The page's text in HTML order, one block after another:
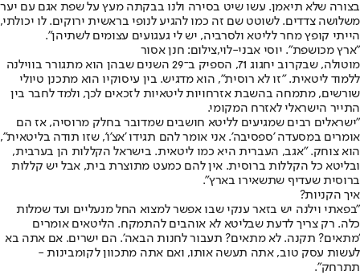
בצורה שלא תיאמן. עשו שיט בסירה ולנו בבקתה מעץ על שפת אגם עם יער
משלושה צדדים. לשוטט שם זה כמו להגיע לנופי בראשית ירוקים. לו יכולתי,
הייתי קופץ מחר לליטא ולסרביה, יש לי געגועים עצומים לשתיהן".
"ארץ מכושפת". יוסי אבני-לוי,צילום: חנן אסור
מוטולה, שבקרוב יחגוג 71, הספיק ב־29 השנים שבהן הוא מתגורר בווילנה
ללמוד ליטאית. "זו לא רוסית", הוא מדגיש. בין עיסוקיו הוא מתכנן טיולי
שורשים, מתמחה בהשבת אזרחויות ליטאיות לזכאים לכך, ולמד לחבר בין
התייר הישראלי לאזרח המקומי.
"ישראלים רבים שמגיעים לליטא חושבים שמדובר בחלק מרוסיה, אז הם
אומרים במסעדה 'ספסיבה'. אני אומר להם תגידו 'אצ'ו', שזו תודה בליטאית",
הוא צוחק. "אגב, העברית היא כמו ליטאית. בישראל הקללות הן בערבית,
ובליטא כל הקללות ברוסית. אין להם כמעט מתוצרת בית, אבל יש קללות
ברוסית שעדיף שתשאירו בארץ".
איך הקניות?
"בפאתי וילנה יש בזאר ענקי שבו אפשר למצוא החל מנעליים ועד שמלות
כלה. רק צריך לדעת שבליטא לא אוהבים להתמקח. הליטאים אומרים
'מתאים? תקנה. לא מתאים? תעבור לחנות הבאה'. הם ישרים. אם אתה בא
לעשות עסק טוב, אתה תעשה אותו, ואם אתה מתכוון לקומבינות -
תתרחק".